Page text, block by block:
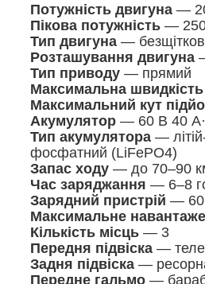
Потужність двигуна —
Пікова потужність —
Тип двигуна —
Розташування двигуна
Тип приводу — прямий
Максимальна швидкість
Максимальний кут
Акумулятор — 60 В 40
Тип акумулятора —
фосфатний (LiFePO4)
Запас ходу — до 70–90
Час заряджання — 6–8
Зарядний пристрій — 60
Максимальне
Кількість місць — 3
Передня підвіска —
Задня підвіска —
Передне гальмо —